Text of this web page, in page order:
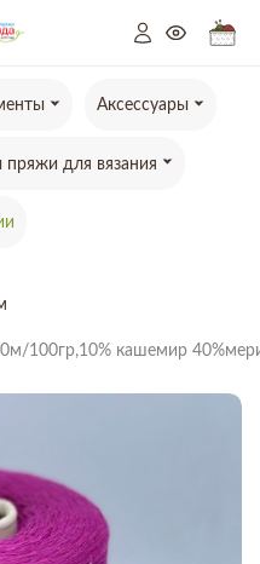
Аксессуары
пряжи для вязания
100гр,10% кашемир